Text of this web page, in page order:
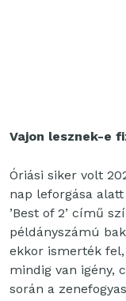
Vajon lesznek-e
Óriási siker volt
nap leforgása alatt
’Best of 2’ című
példányszámú
ekkor ismerték
mindig van igény,
során a